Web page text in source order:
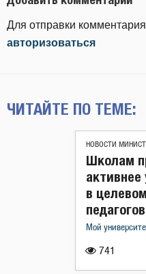
Для отправки
авторизоваться
ЧИТАЙТЕ ПО ТЕМЕ:
НОВОСТИ
741
Школам
активнее
в
педагогов
Мой